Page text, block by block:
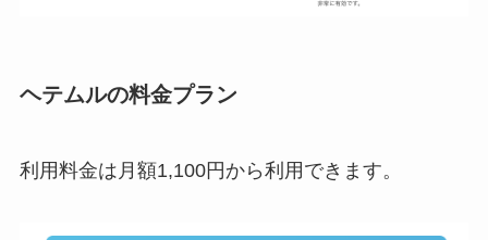
ヘテムルの料金プラン
利用料金は月額1,100円から利用できます。